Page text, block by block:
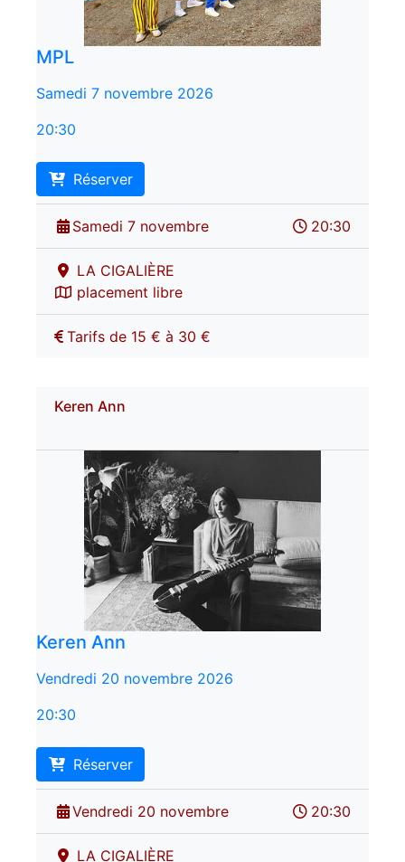
MPL
Samedi 7 novembre 2026
20:30
Réserver
Samedi 7 novembre 20:30
LA CIGALIÈRE
placement libre
Tarifs de 15 € à 30 €
Keren Ann
Keren Ann
Vendredi 20 novembre 2026
20:30
Réserver
Vendredi 20 novembre 20:30
LA CIGALIÈRE